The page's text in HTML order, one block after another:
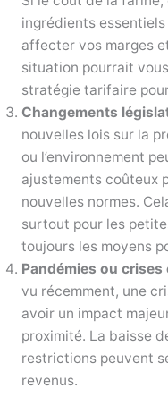
ingrédients
affecter vos marges
situation pourrait
stratégie tarifaire
Changements
nouvelles lois sur la
ou l’environnement
ajustements coûteux
nouvelles normes.
surtout pour les
toujours les moyens
Pandémies ou
vu récemment, une
avoir un impact
proximité. La baisse
restrictions peuvent
revenus.